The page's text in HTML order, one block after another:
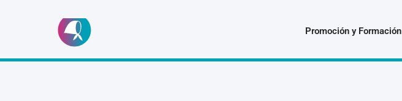
Promoción y Formación